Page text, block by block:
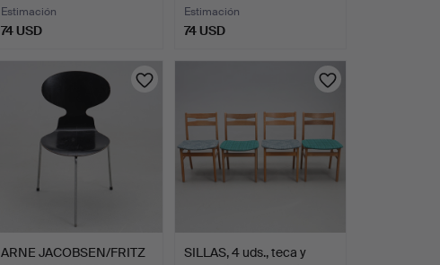
Estimación
74 USD
Estimación
74 USD
ARNE JACOBSEN/FRITZ
SILLAS, 4 uds., teca y